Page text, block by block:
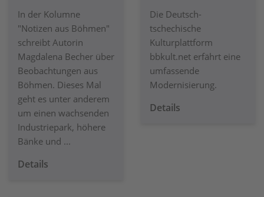
In der Kolumne
"Notizen aus Böhmen"
schreibt Autorin
Magdalena Becher über
Beobachtungen aus
Böhmen. Dieses Mal
geht es unter anderem
um einen wachsenden
Industriepark, höhere
Bänke und ...
Details
Die Deutsch-
tschechische
Kulturplattform
bbkult.net erfährt eine
umfassende
Modernisierung.
Details